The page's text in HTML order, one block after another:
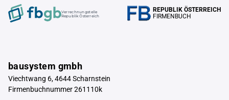
Verrechnungstelle
Republik Österreich
REPUBLIK ÖSTERREICH
FIRMENBUCH
bausystem gmbh
Viechtwang 6, 4644 Scharnstein
Firmenbuchnummer 261110k